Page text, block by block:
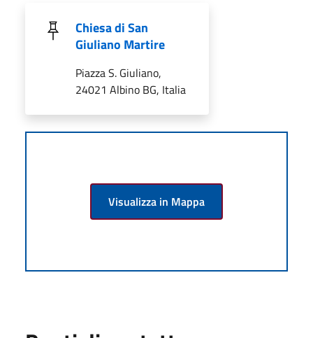
Chiesa di San
Giuliano Martire
Piazza S. Giuliano,
24021 Albino BG, Italia
Visualizza in Mappa